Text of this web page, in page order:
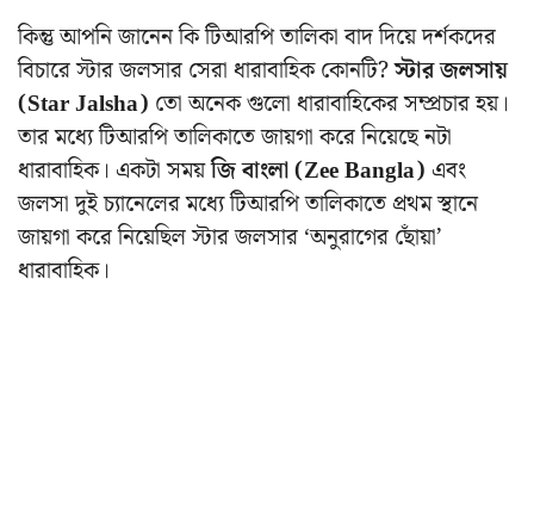
কিন্তু আপনি জানেন কি টিআরপি তালিকা বাদ দিয়ে দর্শকদের
বিচারে স্টার জলসার সেরা ধারাবাহিক কোনটি?স্টার জলসায়
(Star Jalsha) তো অনেক গুলো ধারাবাহিকের সম্প্রচার হয়।
তার মধ্যে টিআরপি তালিকাতে জায়গা করে নিয়েছে নটা
ধারাবাহিক। একটা সময়জি বাংলা (Zee Bangla) এবং
জলসা দুই চ্যানেলের মধ্যে টিআরপি তালিকাতে প্রথম স্থানে
জায়গা করে নিয়েছিল স্টার জলসার ‘অনুরাগের ছোঁয়া’
ধারাবাহিক।